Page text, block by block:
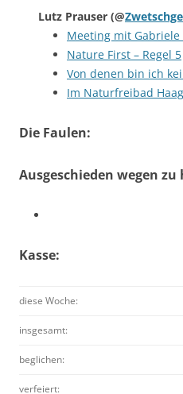
Lutz Prauser (@
Meeting mit
Nature First – Regel 5
Von denen bin ich
Im Naturfreibad
Die Faulen:
Ausgeschieden wegen
Kasse:
diese Woche:
insgesamt:
beglichen:
verfeiert: